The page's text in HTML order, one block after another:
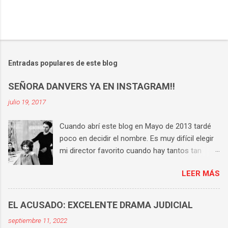
Entradas populares de este blog
SEÑORA DANVERS YA EN INSTAGRAM!!
julio 19, 2017
Cuando abrí este blog en Mayo de 2013 tardé
poco en decidir el nombre. Es muy difícil elegir
mi director favorito cuando hay tantos tan
es Hitchcock . Tiene una técnica perfecta, un
universo propio y consigue que en cada una de
sigues compartiendo sufrimiento y tensión con
LEER MÁS
EL ACUSADO: EXCELENTE DRAMA JUDICIAL
septiembre 11, 2022